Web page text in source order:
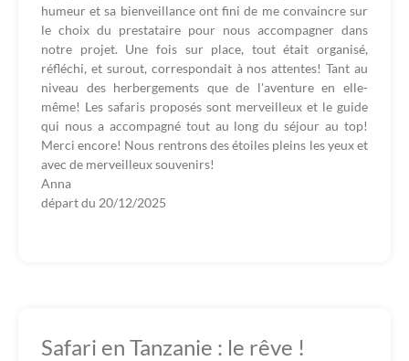
humeur et sa bienveillance ont fini de me convaincre sur
le choix du prestataire pour nous accompagner dans
notre projet. Une fois sur place, tout était organisé,
réfléchi, et surout, correspondait à nos attentes! Tant au
niveau des herbergements que de l'aventure en elle-
même! Les safaris proposés sont merveilleux et le guide
qui nous a accompagné tout au long du séjour au top!
Merci encore! Nous rentrons des étoiles pleins les yeux et
avec de merveilleux souvenirs!
Anna
départ du 20/12/2025
Safari en Tanzanie : le rêve !